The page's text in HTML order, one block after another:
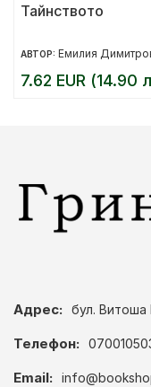
Тайнството
АВТОР: Емилия
7.62 EUR (14.90
Адрес: бул.
Телефон:
Email: